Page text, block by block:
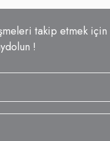
Trendleri
takip etmek için
!